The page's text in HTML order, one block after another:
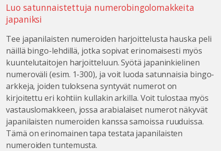
Luo satunnaistettuja numerobingolomakkeita
japaniksi
Tee japanilaisten numeroiden harjoittelusta hauska peli
näillä bingo-lehdillä, jotka sopivat erinomaisesti myös
kuuntelutaitojen harjoitteluun. Syötä japaninkielinen
numeroväli (esim. 1-300), ja voit luoda satunnaisia bingo-
arkkeja, joiden tuloksena syntyvät numerot on
kirjoitettu eri kohtiin kullakin arkilla. Voit tulostaa myös
vastauslomakkeen, jossa arabialaiset numerot näkyvät
japanilaisten numeroiden kanssa samoissa ruuduissa.
Tämä on erinomainen tapa testata japanilaisten
numeroiden tuntemusta.